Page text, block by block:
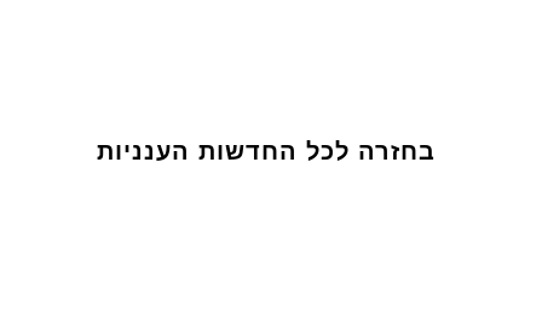
בחזרה לכל החדשות הענניות